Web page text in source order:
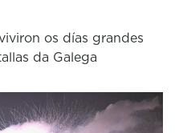
os días grandes
da Galega